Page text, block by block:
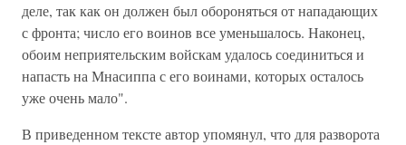
деле, так как он должен был обороняться от нападающих
с фронта; число его воинов все уменьшалось. Наконец,
обоим неприятельским войскам удалось соединиться и
напасть на Мнасиппа с его воинами, которых осталось
уже очень мало".
В приведенном тексте автор упомянул, что для разворота